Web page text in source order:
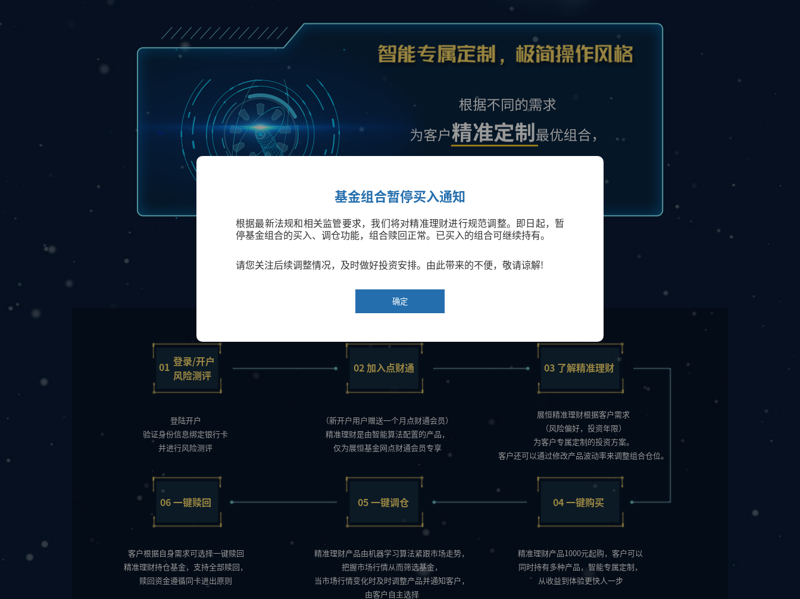
01 登录/开户
风险测评
登陆开户
验证身份信息绑定银行卡
并进行风险测评
02加入点财通
（新开户用户赠送一个月点财通会员）
精准理财是由智能算法配置的产品，
仅为展恒基金网点财通会员专享
03 了解精准理财
展恒精准理财根据客户需求
（风险偏好，投资年限）
为客户专属定制的投资方案。
客户还可以通过修改产品波动率来调整组合仓位。
04一键购买
客户根据自身需求可选择一键赎回
精准理财持仓基金，支持全部赎回，
赎回资金遵循同卡进出原则
05一键调仓
精准理财产品由机器学习算法紧跟市场走势，
把握市场行情从而筛选基金，
当市场行情变化时及时调整产品并通知客户，
由客户自主选择
06一键赎回
精准理财产品1000元起购，客户可以
同时持有多种产品，智能专属定制，
从收益到体验更快人一步
基金组合暂停买入通知
根据最新法规和相关监管要求，我们将对精准理财进行规范调整。即日起，暂
停基金组合的买入、调仓功能，组合赎回正常。已买入的组合可继续持有。
请您关注后续调整情况，及时做好投资安排。由此带来的不便，敬请谅解!
确定